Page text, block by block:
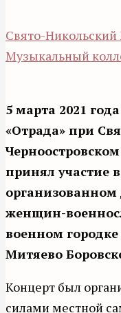
Свято-
Музыкальный
5 марта 2021
«Отрада» при
принял участие
женщин-
военном
Митяево
Концерт был
силами местной